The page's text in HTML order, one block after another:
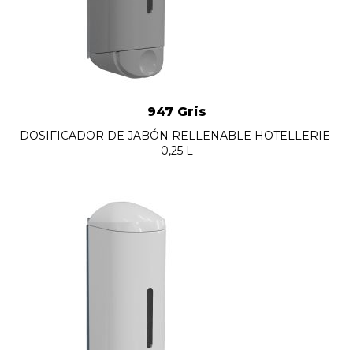
947 Gris
DOSIFICADOR DE JABÓN RELLENABLE HOTELLERIE-
0,25 L